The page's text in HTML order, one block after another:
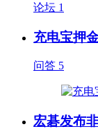
论坛 1
充电宝押
问答 5
宏碁发布